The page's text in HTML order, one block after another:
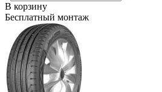
В корзину
Бесплатный монтаж